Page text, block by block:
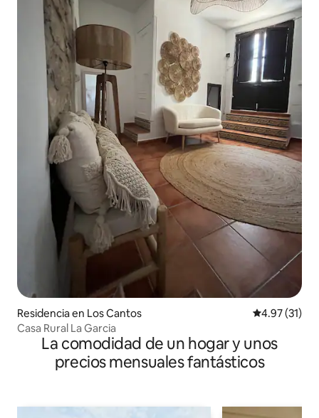
Residencia en Los Cantos Calificación
4.97 (31)
Casa Rural La Garcia
La comodidad de un hogar y unos
precios mensuales fantásticos